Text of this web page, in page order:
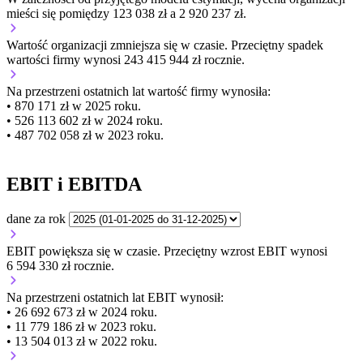
mieści się pomiędzy 123 038 zł a 2 920 237 zł.
Wartość organizacji zmniejsza się w czasie. Przeciętny spadek
wartości firmy wynosi 243 415 944 zł rocznie.
Na przestrzeni ostatnich lat wartość firmy wynosiła:
• 870 171 zł w 2025 roku.
• 526 113 602 zł w 2024 roku.
• 487 702 058 zł w 2023 roku.
EBIT i EBITDA
dane za rok
EBIT powiększa się w czasie. Przeciętny wzrost EBIT wynosi
6 594 330 zł rocznie.
Na przestrzeni ostatnich lat EBIT wynosił:
• 26 692 673 zł w 2024 roku.
• 11 779 186 zł w 2023 roku.
• 13 504 013 zł w 2022 roku.